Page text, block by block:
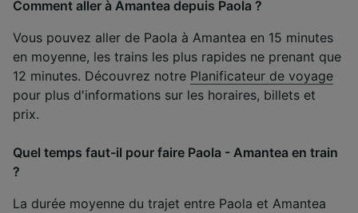
Comment aller à Amantea depuis Paola ?
Vous pouvez aller de Paola à Amantea en 15 minutes
en moyenne, les trains les plus rapides ne prenant que
12 minutes. Découvrez notre Planificateur de voyage
pour plus d'informations sur les horaires, billets et
prix.
Quel temps faut-il pour faire Paola - Amantea en train
?
La durée moyenne du trajet entre Paola et Amantea